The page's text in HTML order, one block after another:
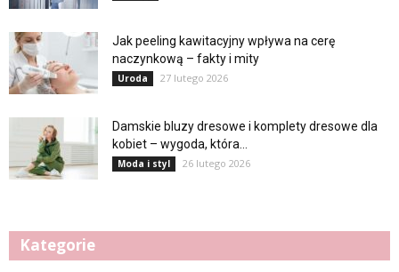
Jak peeling kawitacyjny wpływa na cerę
naczynkową – fakty i mity
Uroda 27 lutego 2026
Damskie bluzy dresowe i komplety dresowe dla
kobiet – wygoda, która...
Moda i styl 26 lutego 2026
Kategorie